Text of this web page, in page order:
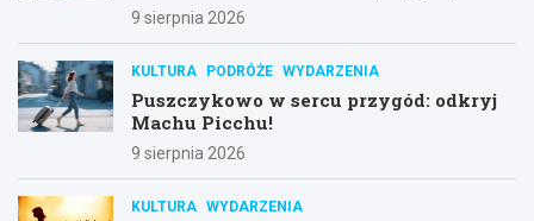
9 sierpnia 2026
KULTURA PODRÓŻE WYDARZENIA
Puszczykowo w sercu przygód: odkryj
Machu Picchu!
9 sierpnia 2026
KULTURA WYDARZENIA